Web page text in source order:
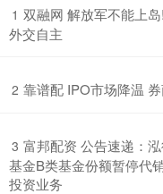
1 双融网 解放军不能上岛
外交自主
2 靠谱配 IPO市场降温
3 富邦配资 公告速递：
基金B类基金份额暂停代
投资业务